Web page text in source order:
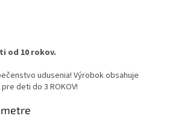
od 10 rokov.
udusenia! Výrobok obsahuje
deti do 3 ROKOV!